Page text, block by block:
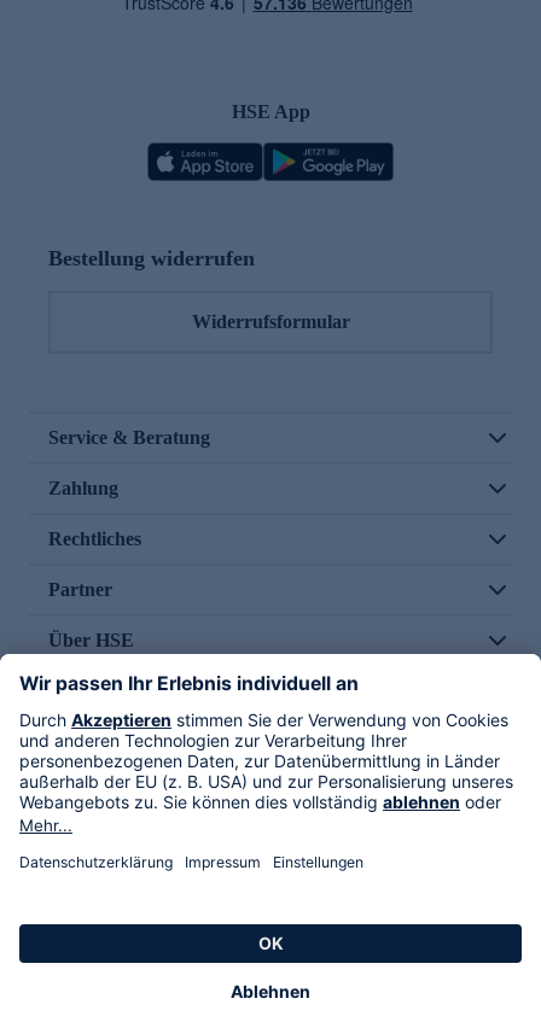
HSE App
Bestellung widerrufen
Widerrufsformular
Service & Beratung
Zahlung
Rechtliches
Partner
Über HSE
Im TV
HSE International